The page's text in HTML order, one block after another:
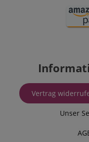
Vertrag
Unser